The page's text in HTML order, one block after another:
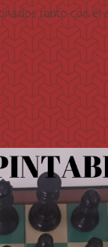
tanto con el